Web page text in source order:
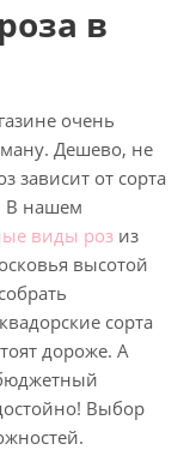
в
очень
Дешево, не
зависит от сорта
В нашем
виды роз из
высотой
сорта
дороже. А
Выбор